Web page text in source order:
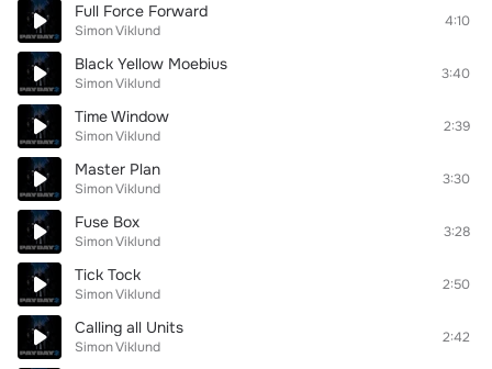
Full Force Forward
Simon Viklund
4:10
Black Yellow Moebius
Simon Viklund
3:40
Time Window
Simon Viklund
2:39
Master Plan
Simon Viklund
3:30
Fuse Box
Simon Viklund
3:28
Tick Tock
Simon Viklund
2:50
Calling all Units
Simon Viklund
2:42